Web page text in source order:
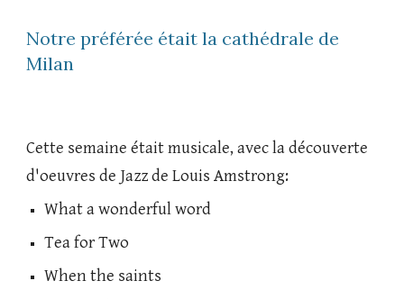
Notre préférée était la cathédrale de
Milan
Cette semaine était musicale, avec la découverte
d'oeuvres de Jazz de Louis Amstrong:
What a wonderful word
Tea for Two
When the saints